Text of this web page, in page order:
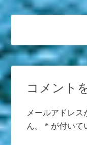
コメント
メールアドレス
ん。
* が付いて